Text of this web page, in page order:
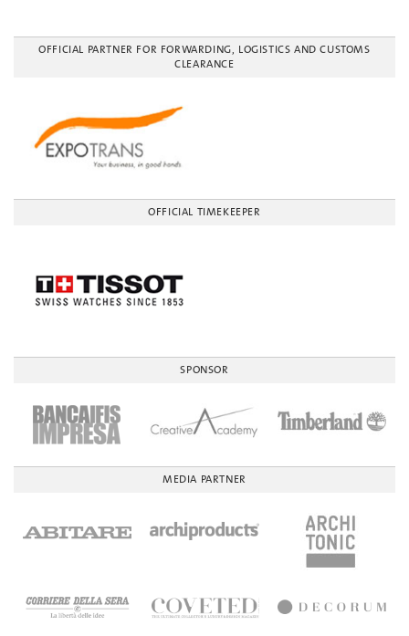
OFFICIAL PARTNER FOR FORWARDING, LOGISTICS AND CUSTOMS
CLEARANCE
OFFICIAL TIMEKEEPER
SPONSOR
MEDIA PARTNER